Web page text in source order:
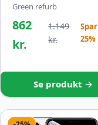
Green refurb
862
kr.
1.149
kr.
Spar
25%
Se produkt →